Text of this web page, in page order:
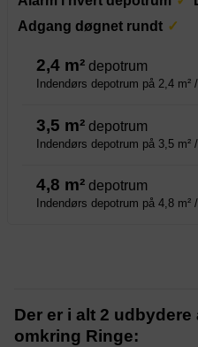
Adgang døgnet rundt
2,4 m² depotrum
Indendørs depotrum på 2,4 m²
3,5 m² depotrum
Indendørs depotrum på 3,5 m²
4,8 m² depotrum
Indendørs depotrum på 4,8 m²
Der er i alt 2
omkring Ringe: